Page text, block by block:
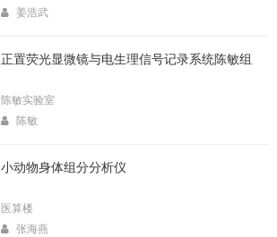
姜浩武
正置荧光显微镜与电生理信号记录系统陈敏组
陈敏实验室
陈敏
小动物身体组分分析仪
医算楼
张海燕